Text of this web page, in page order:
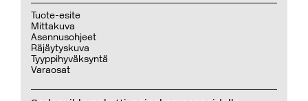
Tuote-esite
Mittakuva
Asennusohjeet
Räjäytyskuva
Tyyppihyväksyntä
Varaosat